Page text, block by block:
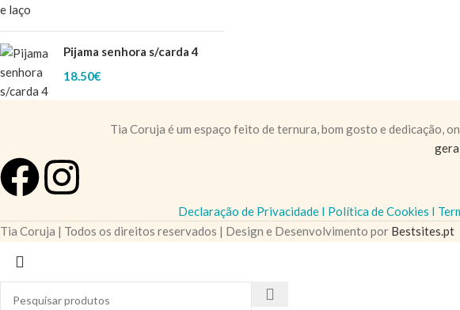
Pijama senhora s/carda 4
18.50€
Tia Coruja é um espaço feito de ternura, bom gosto e dedicação,
Declaração de Privacidade I Política de Cookies I
Tia Coruja | Todos os direitos reservados | Design e Desenvolvimento por Bestsites.pt